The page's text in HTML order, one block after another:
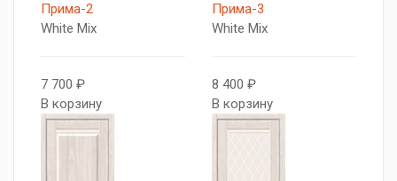
Прима-2
White Mix
7 700 ₽
В корзину
Прима-3
White Mix
8 400 ₽
В корзину